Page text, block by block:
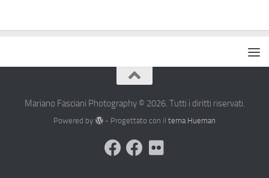
Mariano Fasciani Photography © 2026. Tutti i diritti riservati.
Powered by - Progettato con il tema Hueman